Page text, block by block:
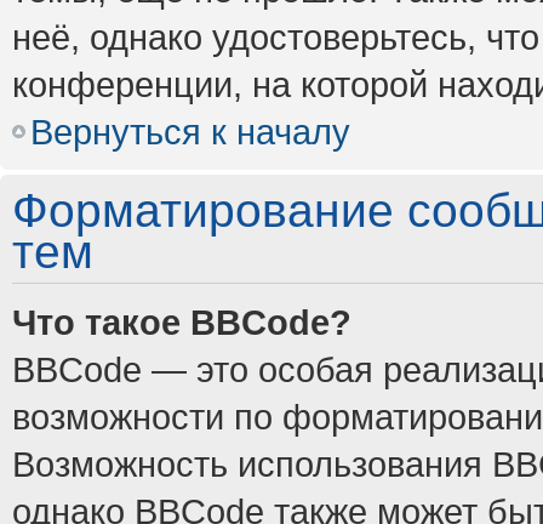
неё, однако удостоверьтесь,
конференции, на которой
Вернуться к началу
Форматирование
тем
Что такое BBCode?
BBCode — это особая
возможности по
Возможность использования
однако BBCode также может